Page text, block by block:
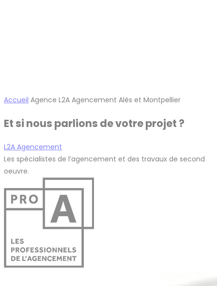
Accueil Agence L2A Agencement Alès et Montpellier
Et si nous parlions de votre projet ?
L2A Agencement
Les spécialistes de l’agencement et des travaux de second
oeuvre.